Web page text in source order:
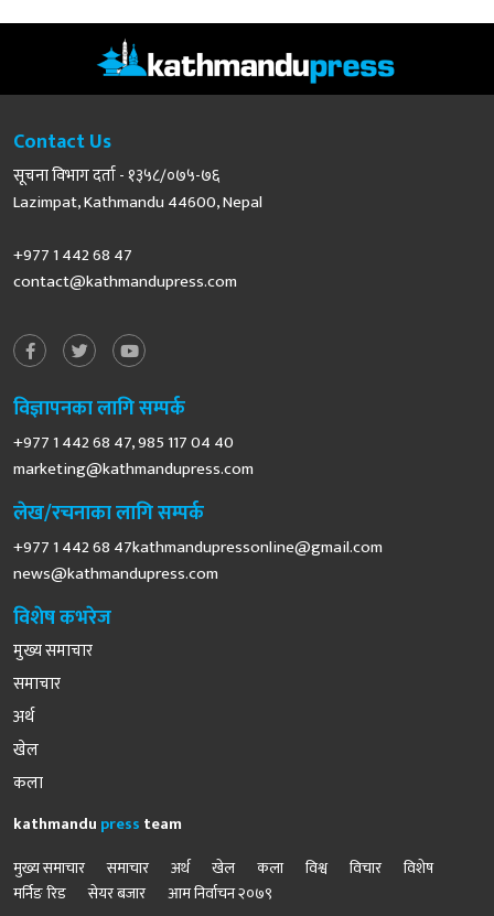
Contact Us
सूचना विभाग दर्ता - १३५८/०७५-७६
Lazimpat, Kathmandu 44600, Nepal
+977 1 442 68 47
contact@kathmandupress.com
विज्ञापनका लागि सम्पर्क
+977 1 442 68 47, 985 117 04 40
marketing@kathmandupress.com
लेख/रचनाका लागि सम्पर्क
+977 1 442 68 47kathmandupressonline@gmail.com
news@kathmandupress.com
विशेष कभरेज
मुख्य समाचार
समाचार
अर्थ
खेल
कला
kathmandu press team
मुख्य समाचार
समाचार अर्थ खेल कला विश्व विचार
विशेष
मर्निङ रिड
सेयर बजार आम निर्वाचन २०७९